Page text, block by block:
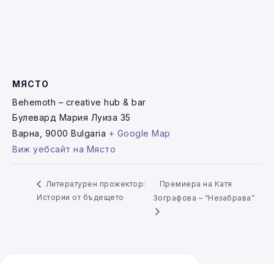
МЯСТО
Behemoth – creative hub & bar
Булевард Мария Луиза 35
Варна
9000 Bulgaria + Google Map
Виж уебсайт на Място
Литературен прожектор:
Истории от бъдещето
Премиера на Катя
Зографова – “Незабрава”